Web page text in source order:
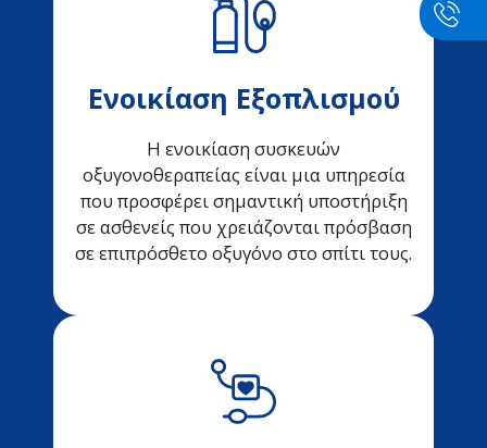
Ενοικίαση Εξοπλισμού
Η ενοικίαση συσκευών
οξυγονοθεραπείας είναι μια υπηρεσία
που προσφέρει σημαντική υποστήριξη
σε ασθενείς που χρειάζονται πρόσβαση
σε επιπρόσθετο οξυγόνο στο σπίτι τους.